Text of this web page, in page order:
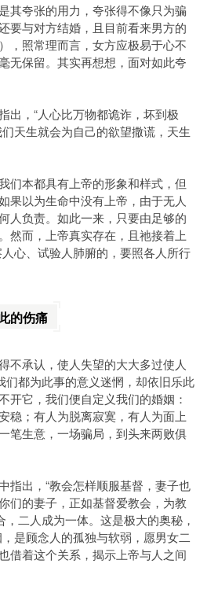
其夸张的用力，夸张得不像只为骗
要与对方结婚，且目前看来男方的
，照常理而言，女方应极易于心不
无保留。其实再想想，面对如此夸
出，“人心比万物都诡诈，坏到极
天生就会为自己的欲望撒谎，天生
们本都具有上帝的形象和样式，但
果以为生命中没有上帝，由于无人
人负责。如此一来，只要由足够的
然而，上帝真实存在，且祂接着上
心、试验人肺腑的，要照各人所行
的伤痛
不承认，使人失望的大大多过使人
们都为此事的意义迷惘，却依旧乐此
开它，我们便自定义我们的婚姻：
稳；有人为脱离寂寞，有人为面上
笔生意，一场骗局，到头来两败俱
指出，“教会怎样顺服基督，妻子也
们的妻子，正如基督爱教会，为教
二人成为一体。这是极大的奥秘，
是顾念人的孤独与软弱，愿男女二
借着这个关系，揭示上帝与人之间